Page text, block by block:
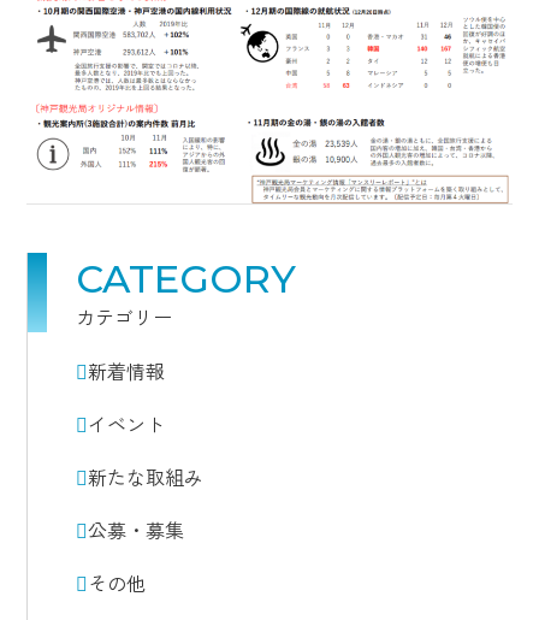
CATEGORY
カテゴリー
新着情報
イベント
新たな取組み
公募・募集
その他